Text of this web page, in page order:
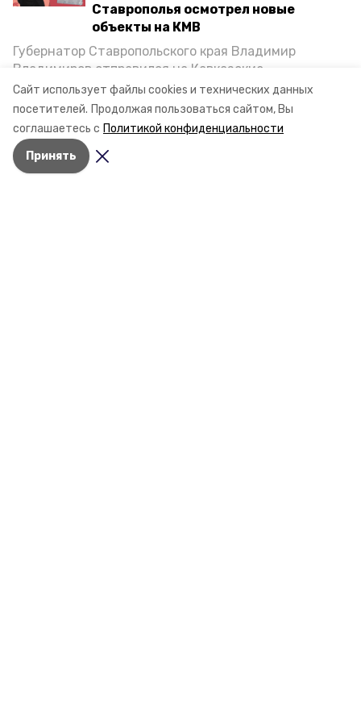
Сайт использует файлы cookies и технических данных
посетителей. Продолжая пользоваться сайтом, Вы
соглашаетесь с Политикой конфиденциальности
Принять
Ставрополья осмотрел новые
объекты на КМВ
Губернатор Ставропольского края Владимир
Владимиров отправился на Кавказские
Минеральные Воды, чтобы проинспектировать
строительство объектов в Кисловодске и
Минводах, а также выслушать предложения о
постройке новых точек притяжения для местных
жителей. Подробнее — в материале «Победы26».